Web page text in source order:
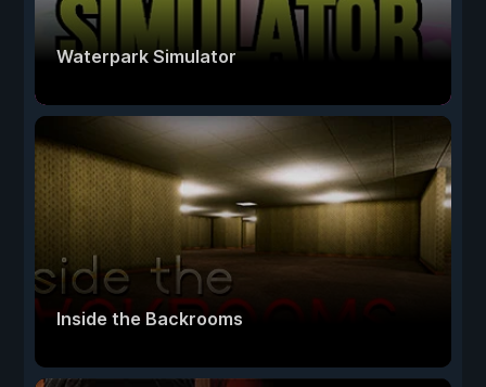
Waterpark Simulator
Inside the Backrooms